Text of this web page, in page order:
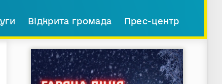
Відкрита громада Прес-центр